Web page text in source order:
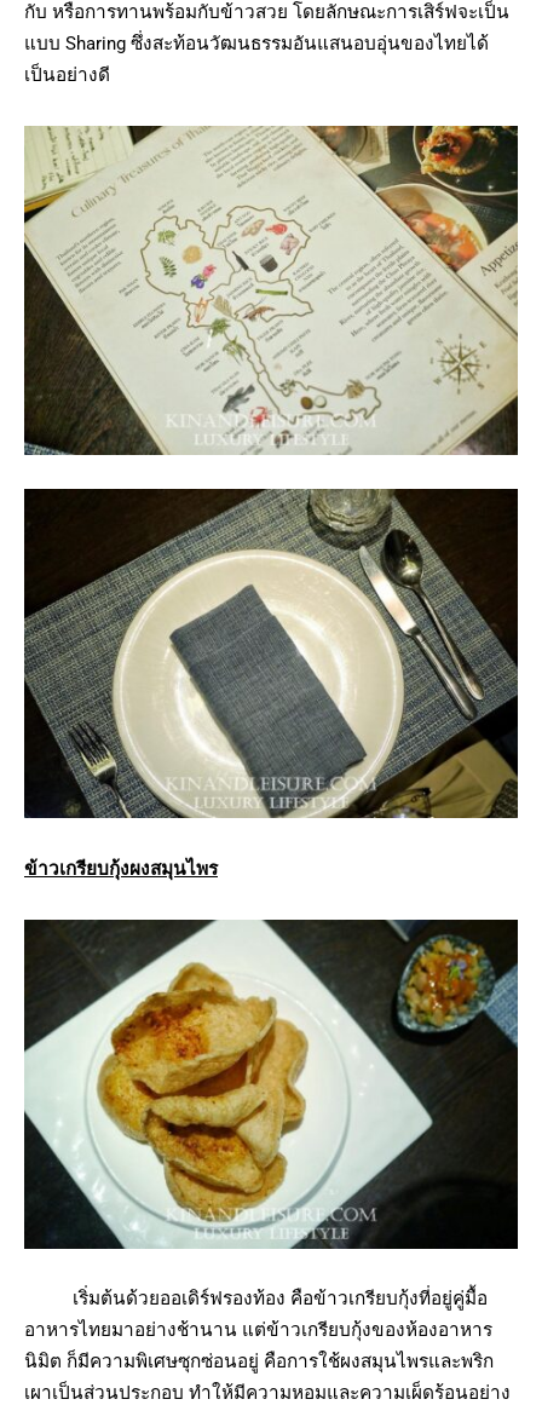
กับ หรือการทานพร้อมกับข้าวสวย โดยลักษณะการเสิร์ฟจะเป็น
แบบ Sharing ซึ่งสะท้อนวัฒนธรรมอันแสนอบอุ่นของไทยได้
เป็นอย่างดี
ข้าวเกรียบกุ้งผงสมุนไพร
เริ่มต้นด้วยออเดิร์ฟรองท้อง คือข้าวเกรียบกุ้งที่อยู่คู่มื้อ
อาหารไทยมาอย่างช้านาน แต่ข้าวเกรียบกุ้งของห้องอาหาร
นิมิต ก็มีความพิเศษซุกซ่อนอยู่ คือการใช้ผงสมุนไพรและพริก
เผาเป็นส่วนประกอบ ทำให้มีความหอมและความเผ็ดร้อนอย่าง